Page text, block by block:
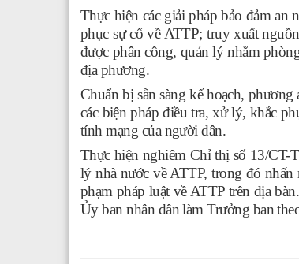
Thực hiện các giải phápbảo đảm an
phục sự cố về ATTP; truy xuất
được phân công, quản lý nhằm
địa phương.
Chuẩn bị sẵn sàngkế hoạch, phương
các biện pháp điều tra, xử lý, khắc
tính mạng của người dân.
Thực hiện nghiêm Chỉ thị số 13/CT-
lý nhà nước về ATTP, trong đó
phạm pháp luật về ATTP trên địa
Ủy ban nhân dân làm Trưởng ban